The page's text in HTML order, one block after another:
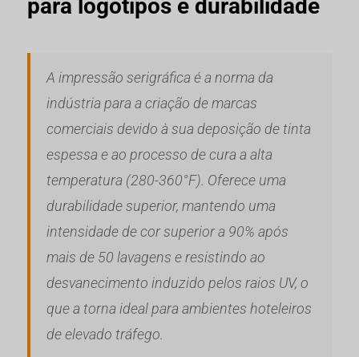
para logótipos e durabilidade
A impressão serigráfica é a norma da
indústria para a criação de marcas
comerciais devido à sua deposição de tinta
espessa e ao processo de cura a alta
temperatura (280-360°F). Oferece uma
durabilidade superior, mantendo uma
intensidade de cor superior a 90% após
mais de 50 lavagens e resistindo ao
desvanecimento induzido pelos raios UV, o
que a torna ideal para ambientes hoteleiros
de elevado tráfego.